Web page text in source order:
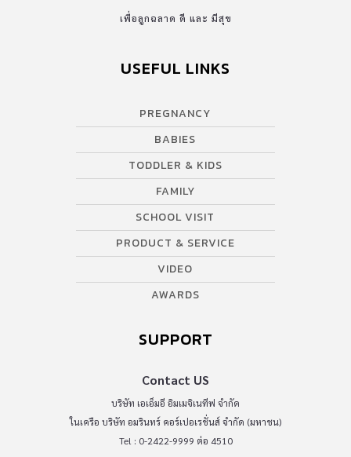
เพื่อลูกฉลาด ดี และ มีสุข
USEFUL LINKS
PREGNANCY
BABIES
TODDLER & KIDS
FAMILY
SCHOOL VISIT
PRODUCT & SERVICE
VIDEO
AWARDS
SUPPORT
Contact US
บริษัท เอเอ็มอี อิมเมจิเนทีฟ จำกัด
ในเครือ บริษัท อมรินทร์ คอร์เปอเรชั่นส์ จำกัด (มหาชน)
Tel : 0-2422-9999 ต่อ 4510